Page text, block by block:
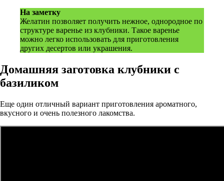
На заметку
Желатин позволяет получить нежное, однородное по
структуре варенье из клубники. Такое варенье
можно легко использовать для приготовления
других десертов или украшения.
Домашняя заготовка клубники с
базиликом
Еще один отличный вариант приготовления ароматного,
вкусного и очень полезного лакомства.